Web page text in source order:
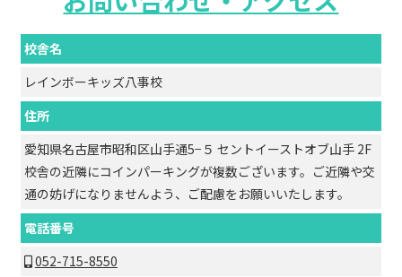
校舎名
レインボーキッズ八事校
住所
愛知県名古屋市昭和区山手通5−５ セントイーストオブ山手 2F
校舎の近隣にコインパーキングが複数ございます。ご近隣や交
通の妨げになりませんよう、ご配慮をお願いいたします。
電話番号
052-715-8550